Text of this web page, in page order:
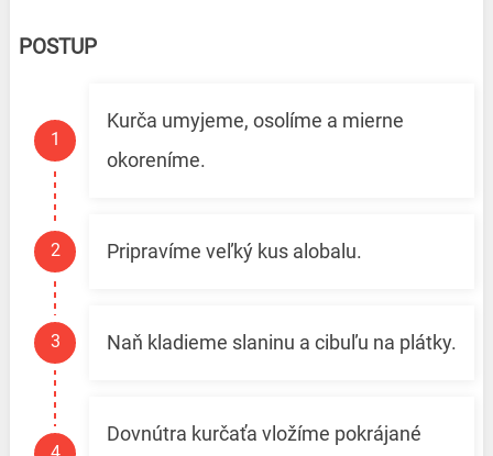
POSTUP
Kurča umyjeme, osolíme a mierne
okoreníme.
Pripravíme veľký kus alobalu.
Naň kladieme slaninu a cibuľu na plátky.
Dovnútra kurčaťa vložíme pokrájané